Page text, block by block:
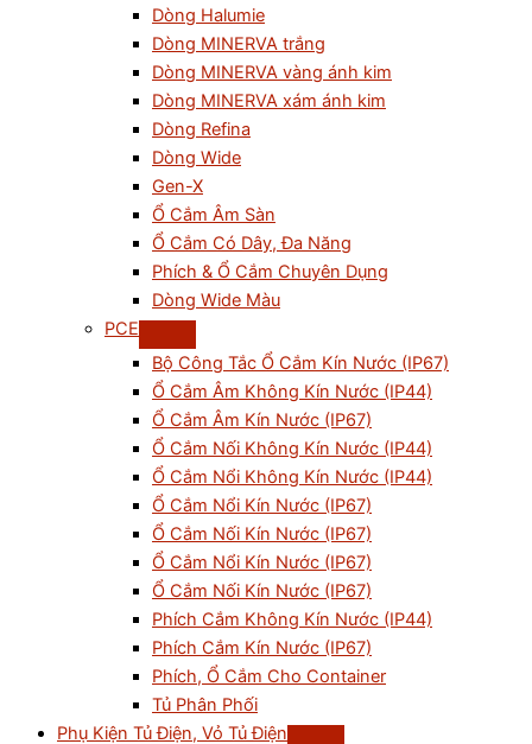
Dòng Halumie
Dòng MINERVA trắng
Dòng MINERVA vàng ánh kim
Dòng MINERVA xám ánh kim
Dòng Refina
Dòng Wide
Gen-X
Ổ Cắm Âm Sàn
Ổ Cắm Có Dây, Đa Năng
Phích & Ổ Cắm Chuyên Dụng
Dòng Wide Màu
PCE
Bộ Công Tắc Ổ Cắm Kín Nước (IP67)
Ổ Cắm Âm Không Kín Nước (IP44)
Ổ Cắm Âm Kín Nước (IP67)
Ổ Cắm Nối Không Kín Nước (IP44)
Ổ Cắm Nổi Không Kín Nước (IP44)
Ổ Cắm Nổi Kín Nước (IP67)
Ổ Cắm Nối Kín Nước (IP67)
Ổ Cắm Nổi Kín Nước (IP67)
Ổ Cắm Nối Kín Nước (IP67)
Phích Cắm Không Kín Nước (IP44)
Phích Cắm Kín Nước (IP67)
Phích, Ổ Cắm Cho Container
Tủ Phân Phối
Phụ Kiện Tủ Điện, Vỏ Tủ Điện